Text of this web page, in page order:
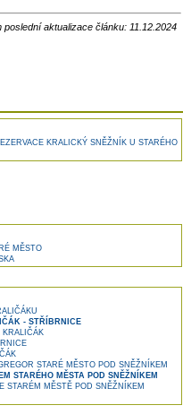
poslední aktualizace článku: 11.12.2024
KRALICKÝ SNĚŽNÍK U STARÉHO
MĚSTO
- STŘÍBRNICE
KRALIČÁK
STARÉ MĚSTO POD SNĚŽNÍKEM
STARÉHO MĚSTA POD SNĚŽNÍKEM
STARÉM MĚSTĚ POD SNĚŽNÍKEM